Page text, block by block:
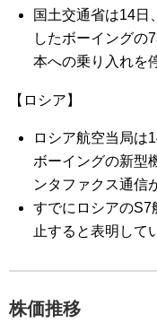
国土交通省は14日
したボーイングの
本への乗り入れを
【ロシア】
ロシア航空当局は
ボーイングの新型
ンタファクス通信
すでにロシアのS7
止すると表明して
株価推移